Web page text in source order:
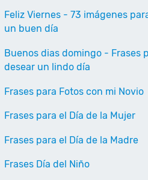
Feliz Viernes - 73 imágenes
un buen día
Buenos dias domingo - Frases
desear un lindo día
Frases para Fotos con mi Novio
Frases para el Día de la Mujer
Frases para el Día de la Madre
Frases Día del Niño